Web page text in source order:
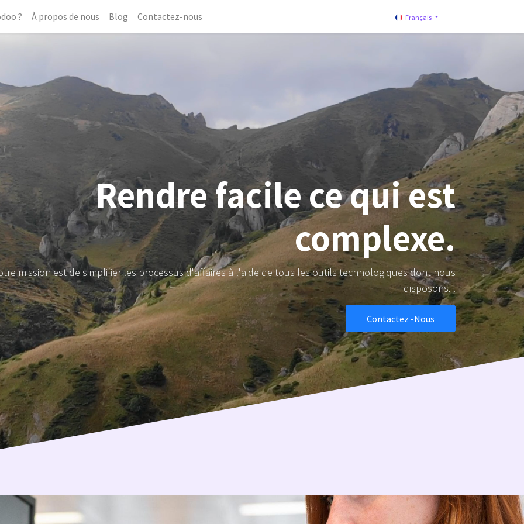
? À propos de nous Blog Contactez-nous Français
Rendre facile ce qui est
complexe.
mission est de simplifier les processus d'affaires à l'aide de tous les outils technologiques dont nous
disposons. .
Contactez -Nous